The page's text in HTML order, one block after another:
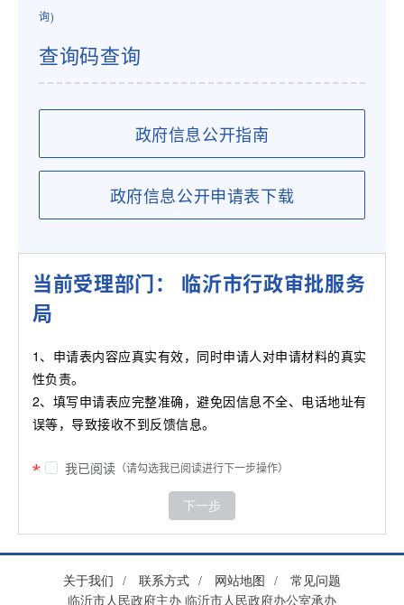
询)
查询码查询
政府信息公开指南
政府信息公开申请表下载
当前受理部门： 临沂市行政审批服务
局
1、申请表内容应真实有效，同时申请人对申请材料的真实
性负责。
2、填写申请表应完整准确，避免因信息不全、电话地址有
误等，导致接收不到反馈信息。
我已阅读（请勾选我已阅读进行下一步操作）
下一步
关于我们 / 联系方式 / 网站地图 /
常见问题
临沂市人民政府主办 临沂市人民政府办公室承办